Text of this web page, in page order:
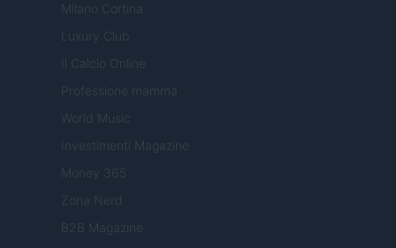
Milano Cortina
Luxury Club
Il Calcio Online
Professione mamma
World Music
Investimenti Magazine
Money 365
Zona Nerd
B2B Magazine